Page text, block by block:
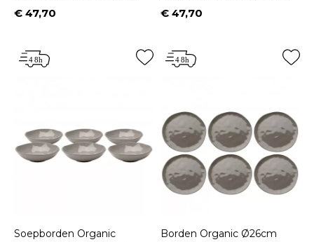
Prijs
€ 47,70 Prijs
€ 47,70
Soepborden Organic
Borden Organic Ø26cm